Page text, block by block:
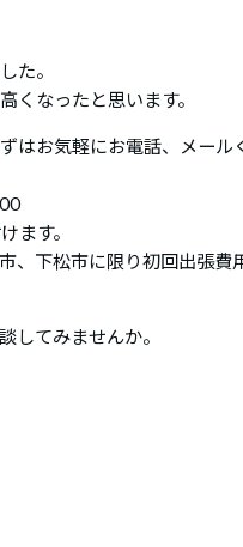
た。
くなったと思います。
はお気軽にお電話、メール
ます。
、下松市に限り初回出張費
してみませんか。